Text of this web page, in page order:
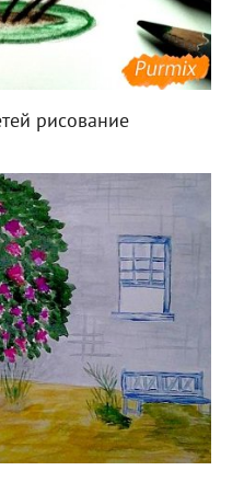
рисование